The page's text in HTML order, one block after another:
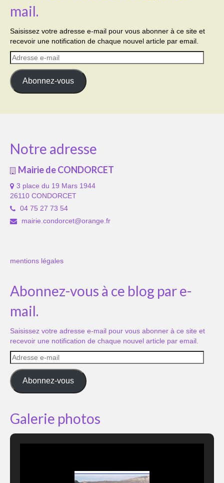
mail.
Saisissez votre adresse e-mail pour vous abonner à ce site et
recevoir une notification de chaque nouvel article par email.
Adresse
e-
mail
Abonnez-vous
Notre adresse
Mairie de CONDORCET
3 place du 19 Mars 1944
26110 CONDORCET
04 75 27 73 54
mairie.condorcet@orange.fr
mentions légales
Abonnez-vous à ce blog par e-
mail.
Saisissez votre adresse e-mail pour vous abonner à ce site et
recevoir une notification de chaque nouvel article par email.
Adresse
e-
mail
Abonnez-vous
Galerie photos